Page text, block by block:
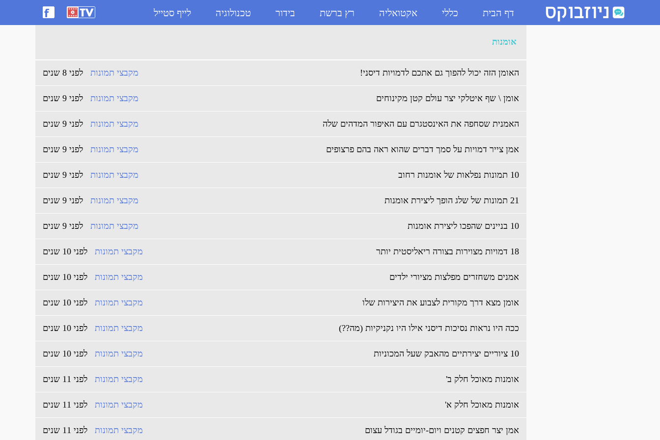
דף הבית כללי אקטואליה רץ ברשת בידור טכנולוגיה לייף סטייל ארכיון אומנות - ניוזבוקס
אומנות
האומן הזה יכול להפוך גם אתכם לדמויות דיסני! לפני 8 שנים מקבצי תמונות
אומן \ שף איטלקי יצר עולם קטן מקינוחים לפני 9 שנים מקבצי תמונות
האמנית שסחפה את האינסטגרם עם האיפור המדהים שלה לפני 9 שנים מקבצי תמונות
אמן צייר דמויות על סמך דברים שהוא ראה בהם פרצופים לפני 9 שנים מקבצי תמונות
10 תמונות נפלאות של אומנות רחוב לפני 9 שנים מקבצי תמונות
21 תמונות של שלג הופך ליצירת אומנות לפני 9 שנים מקבצי תמונות
10 בניינים שהפכו ליצירת אומנות לפני 9 שנים מקבצי תמונות
18 דמויות מצוירות בצורה ריאליסטית יותר לפני 10 שנים מקבצי תמונות
אמנים משחזרים מפלצות מציורי ילדים לפני 10 שנים מקבצי תמונות
אומן מצא דרך מקורית לצבוע את היצירות שלו לפני 10 שנים מקבצי תמונות
ככה היו נראות נסיכות דיסני אילו היו נקניקיות (מה??) לפני 10 שנים מקבצי תמונות
10 ציוריים יצירתיים מהאבק שעל המכוניות לפני 10 שנים מקבצי תמונות
אומנות מאוכל חלק ב' לפני 11 שנים מקבצי תמונות
אומנות מאוכל חלק א' לפני 11 שנים מקבצי תמונות
אמן יצר חפצים קטנים ויום-יומיים בגודל עצום לפני 11 שנים מקבצי תמונות